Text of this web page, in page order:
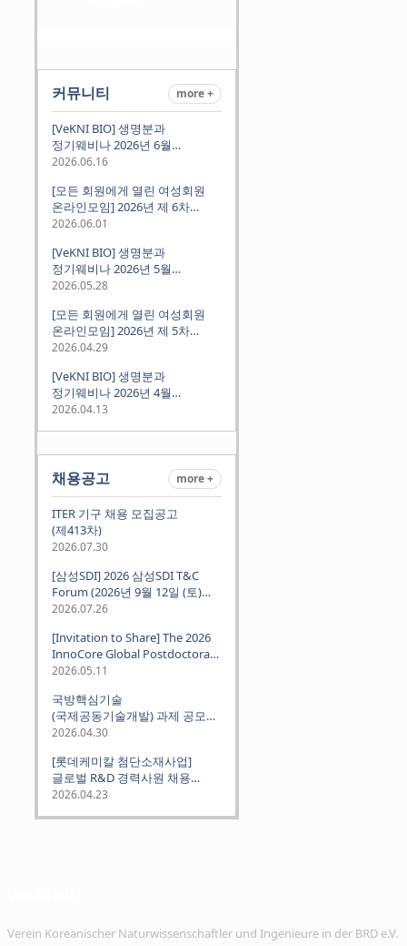
커뮤니티 more +
[VeKNI BIO] 생명분과
정기웨비나 2026년 6월
(2026.06.18 Thu 9:00PM)
2026.06.16
[모든 회원에게 열린 여성회원
온라인모임] 2026년 제 6차
정기모임 (6월 10일 수요일 저녁
2026.06.01
[VeKNI BIO] 생명분과
정기웨비나 2026년 5월
(2026.05.28 Thu 9:00PM)
2026.05.28
[모든 회원에게 열린 여성회원
온라인모임] 2026년 제 5차
정기모임 (5월 12일 화요일 저녁
2026.04.29
[VeKNI BIO] 생명분과
정기웨비나 2026년 4월
(2026.04.16 Thu 9:00PM)
2026.04.13
채용공고 more +
ITER 기구 채용 모집공고
(제413차)
2026.07.30
[삼성SDI] 2026 삼성SDI T&C
Forum (2026년 9월 12일 (토)
뮌헨 개최)
2026.07.26
[Invitation to Share] The 2026
InnoCore Global Postdoctoral
Job Fair: Meet Korea's 4 Major
Institutes
2026.05.11
국방핵심기술
(국제공동기술개발) 과제 공모
안내 (~2026.06.26)
2026.04.30
[롯데케미칼 첨단소재사업]
글로벌 R&D 경력사원 채용
(~2026. 5.5)
2026.04.23
Verein Koreanischer Naturwissenschaftler und Ingenieure in der BRD e.V.